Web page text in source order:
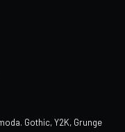
Gothic, Y2K, Grunge